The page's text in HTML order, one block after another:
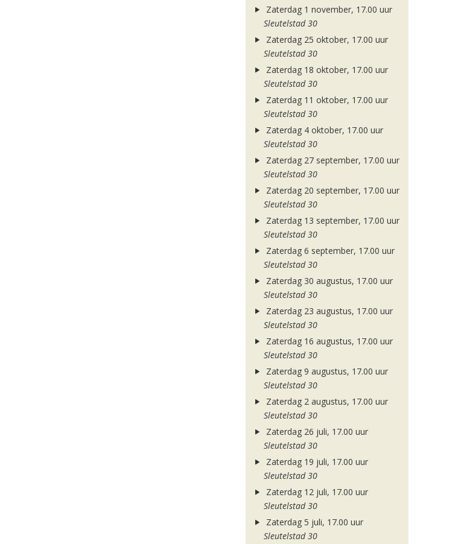
Zaterdag 1 november, 17.00 uur
Sleutelstad 30
Zaterdag 25 oktober, 17.00 uur
Sleutelstad 30
Zaterdag 18 oktober, 17.00 uur
Sleutelstad 30
Zaterdag 11 oktober, 17.00 uur
Sleutelstad 30
Zaterdag 4 oktober, 17.00 uur
Sleutelstad 30
Zaterdag 27 september, 17.00 uur
Sleutelstad 30
Zaterdag 20 september, 17.00 uur
Sleutelstad 30
Zaterdag 13 september, 17.00 uur
Sleutelstad 30
Zaterdag 6 september, 17.00 uur
Sleutelstad 30
Zaterdag 30 augustus, 17.00 uur
Sleutelstad 30
Zaterdag 23 augustus, 17.00 uur
Sleutelstad 30
Zaterdag 16 augustus, 17.00 uur
Sleutelstad 30
Zaterdag 9 augustus, 17.00 uur
Sleutelstad 30
Zaterdag 2 augustus, 17.00 uur
Sleutelstad 30
Zaterdag 26 juli, 17.00 uur
Sleutelstad 30
Zaterdag 19 juli, 17.00 uur
Sleutelstad 30
Zaterdag 12 juli, 17.00 uur
Sleutelstad 30
Zaterdag 5 juli, 17.00 uur
Sleutelstad 30